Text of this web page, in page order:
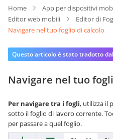
Home App per dispositivi
Editor web mobili
Editor di
Navigare nel tuo foglio di calcolo
Questo articolo è stato tradotto
Navigare nel tuo
Per navigare tra i fogli, utilizza il
sotto il foglio di lavoro corrente.
per passare a quel foglio.